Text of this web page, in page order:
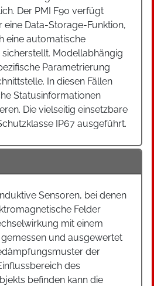
Der PMI F90 verfügt
Data-Storage-Funktion,
eine automatische
Modellabhängig
Parametrierung
In diesen Fällen
Statusinformationen
Die vielseitig einsetzbare
IP67 ausgeführt.
Sensoren, bei denen
Felder
mit einem
und ausgewertet
der
des
befinden kann die